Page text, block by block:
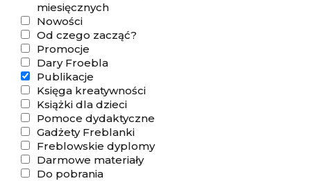
miesięcznych
Nowości
Od czego zacząć?
Promocje
Dary Froebla
Publikacje
Księga kreatywności
Książki dla dzieci
Pomoce dydaktyczne
Gadżety Freblanki
Freblowskie dyplomy
Darmowe materiały
Do pobrania